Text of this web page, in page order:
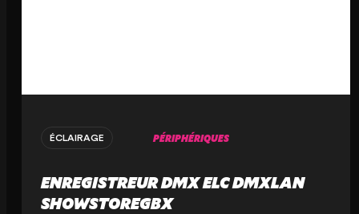
ÉCLAIRAGE PÉRIPHÉRIQUES
ENREGISTREUR DMX ELC DMXLAN
SHOWSTOREGBX